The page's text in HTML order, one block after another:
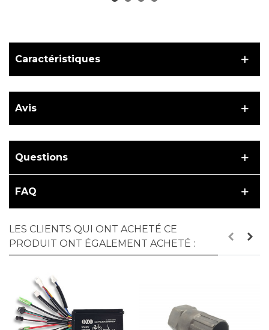
Caractéristiques
Avis
Questions
FAQ
LES CLIENTS QUI ONT ACHETÉ CE
PRODUIT ONT ÉGALEMENT ACHETÉ :